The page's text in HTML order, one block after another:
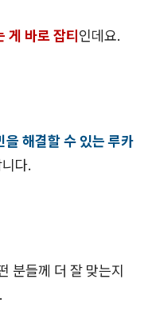
게 바로 잡티인데요.
을 해결할 수 있는 루카
다.
분들께 더 잘 맞는지